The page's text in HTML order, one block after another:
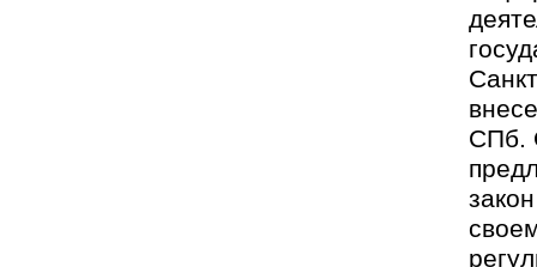
СПб.